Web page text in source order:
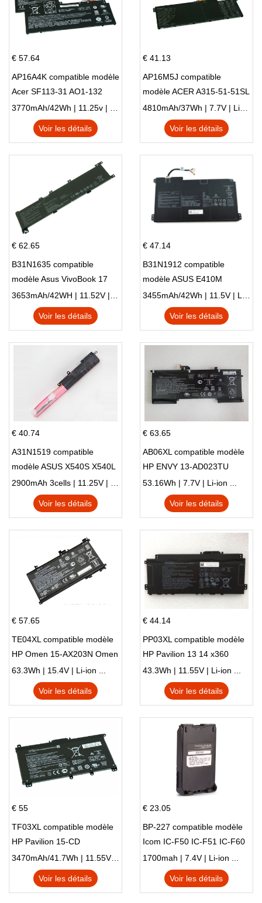
€ 57.64
AP16A4K compatible modèle
Acer SF113-31 AO1-132
NE132
3770mAh/42Wh | 11.25v | Li-ion ...
Voir les détails
€ 41.13
AP16M5J compatible
modèle ACER A315-51-51SL
N17Q1 SERIES
4810mAh/37Wh | 7.7V | Li-ion ...
Voir les détails
€ 62.65
B31N1635 compatible
modèle Asus VivoBook 17
X705NC X705UA X705UV
X705UN X705UD
3653mAh/42WH | 11.52V | Li-ion ...
Voir les détails
€ 47.14
B31N1912 compatible
modèle ASUS E410M
E410MA L410MA
3455mAh/42Wh | 11.5V | Li-ion ...
Voir les détails
€ 40.74
A31N1519 compatible
modèle ASUS X540S X540L
X540LA-SI302 X540SA
X540S
2900mAh 3cells | 11.25V | Li-ion ...
Voir les détails
€ 63.65
AB06XL compatible modèle
HP ENVY 13-AD023TU
HSTNN-DB8C 921438-855
TPN-I128
53.16Wh | 7.7V | Li-ion ...
Voir les détails
€ 57.65
TE04XL compatible modèle
HP Omen 15-AX203N Omen
15 Series Pavilion 15 Series
63.3Wh | 15.4V | Li-ion ...
Voir les détails
€ 44.14
PP03XL compatible modèle
HP Pavilion 13 14 x360
L83388-AC1 L83388-421
HSTNN-LB8S M01118-421
M01144-005 13-BB 14-DV
43.3Wh | 11.55V | Li-ion ...
Voir les détails
€ 55
TF03XL compatible modèle
HP Pavilion 15-CD
3470mAh/41.7Wh | 11.55V | Li-ion ...
Voir les détails
€ 23.05
BP-227 compatible modèle
Icom IC-F50 IC-F51 IC-F60
IC-F61 IC-M87
1700mah | 7.4V | Li-ion ...
Voir les détails